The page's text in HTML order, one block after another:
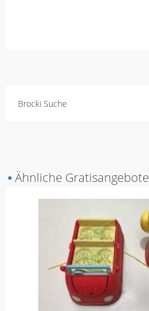
Brocki Suche
▪ Ähnliche Gratisangebote